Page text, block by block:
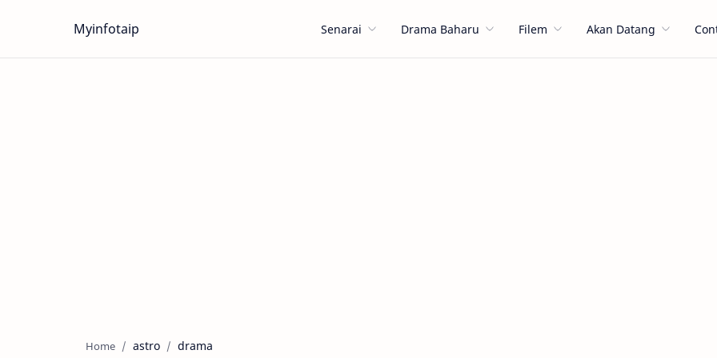
Myinfotaip Senarai Drama Baharu Filem Akan Datang
Home astro drama